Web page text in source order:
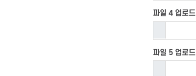
파일 4 업로드
파일 5 업로드